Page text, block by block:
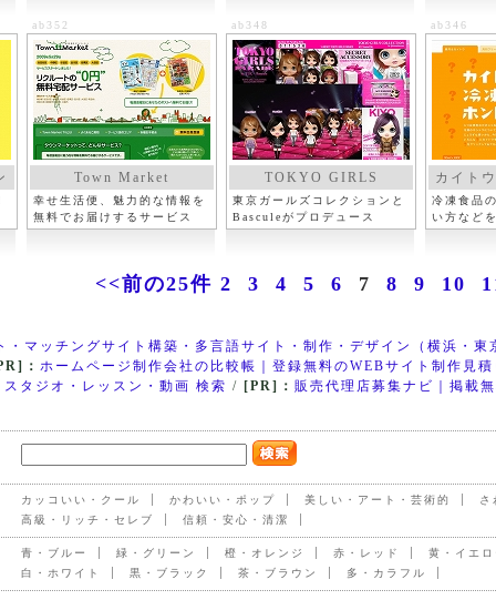
ab352
Town Market
幸せ生活便、魅力的な情報を
無料でお届けするサービス
ab348
TOKYO GIRLS
PARADE
東京ガールズコレクションと
Basculeがプロデュース
ab346
カイト
冷凍食品
い方など
<<前の25件 2 3 4 5 6 7 8 9 10
・マッチングサイト構築・多言語サイト・制作・デザイン（横浜・東
： ホームページ制作会社の比較帳｜登録無料のWEBサイト制作見
タジオ・レッスン・動画 検索 / [PR]： 販売代理店募集ナビ｜掲載
カッコいい・クール かわいい・ポップ 美しい・アート・芸術的 さ
高級・リッチ・セレブ
信頼・安心・清潔
青・ブルー 緑・グリーン 橙・オレンジ 赤・レッド 黄・イエロ
白・ホワイト
黒・ブラック 茶・ブラウン 多・カラフル